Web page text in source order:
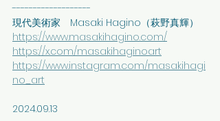
-------------------
現代美術家 Masaki Hagino（萩野真輝）
https://www.masakihagino.com/
https://x.com/masakihaginoart
https://www.instagram.com/masakihagi
no_art
2024.09.13